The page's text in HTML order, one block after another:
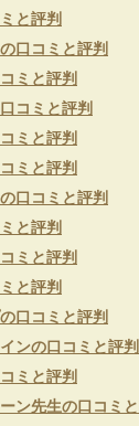
と評判
口コミと評判
ミと評判
コミと評判
ミと評判
ミと評判
口コミと評判
と評判
ミと評判
と評判
口コミと評判
ンの口コミと評判
ミと評判
ン先生の口コミ